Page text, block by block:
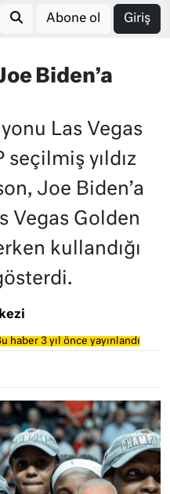
Abone ol Giriş
Biden’a
Las Vegas
seçilmiş yıldız
Joe Biden’a
Vegas Golden
kullandığı
haber 3 yıl önce yayınlandı